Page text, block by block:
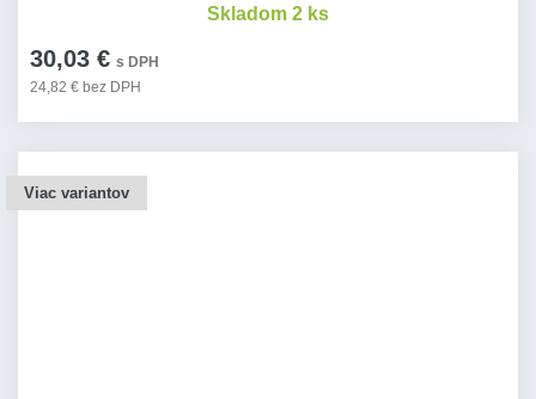
30,03 € s DPH
24,82 € bez DPH
Skladom 2 ks
Viac variantov